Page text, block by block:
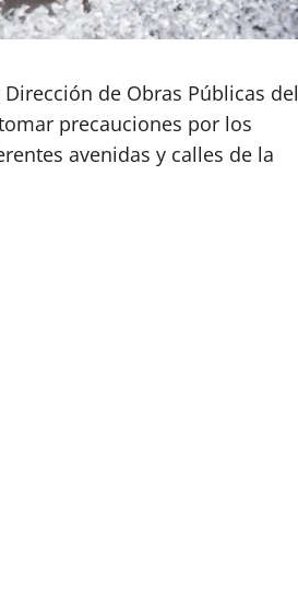
de Obras Públicas del
precauciones por los
avenidas y calles de la